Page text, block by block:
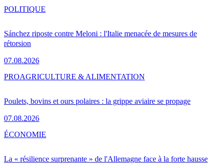
Sánchez riposte contre Meloni : l'Italie menacée de mesures de
rétorsion
07.08.2026
POLITIQUE
Poulets, bovins et ours polaires : la grippe aviaire se propage
07.08.2026
PROAGRICULTURE & ALIMENTATION
La « résilience surprenante » de l'Allemagne face à la forte hausse
ÉCONOMIE